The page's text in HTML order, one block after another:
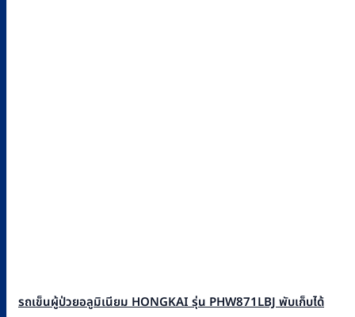
รถเข็นผู้ป่วยอลูมิเนียม HONGKAI รุ่น PHW871LBJ พับเก็บได้